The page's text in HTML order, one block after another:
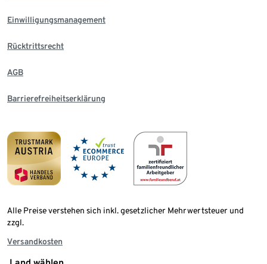
Einwilligungsmanagement
Rücktrittsrecht
AGB
Barrierefreiheitserklärung
Alle Preise verstehen sich inkl. gesetzlicher Mehrwertsteuer und
zzgl.
Versandkosten